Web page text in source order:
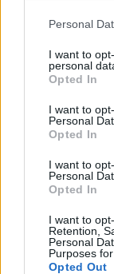
Personal
I want to
personal
Opted In
I want to
Personal
Opted In
I want to
Personal
Opted In
I want to
Retention,
Personal
Purposes
Opted Out
δυνατότητα
που μπορεί να
Αναλυτικές
treasure.gr.
Ο σχεδιασμός
προϋποθέτει
αυτών που θα